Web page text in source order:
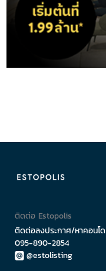
ติดต่อ Estopolis
ติดต่อลงประกาศ/หาคอนโด
095-890-2854
@estolisting